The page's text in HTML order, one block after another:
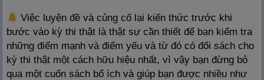
Việc luyện đề và củng cố lại kiến thức trước khi
bước vào kỳ thi thật là thật sự cần thiết để bạn kiểm tra
những điểm mạnh và điểm yếu và từ đó có đối sách cho
kỳ thi thật một cách hữu hiệu nhất, vì vậy bạn đừng bỏ
qua một cuốn sách bổ ích và giúp bạn được nhiều như